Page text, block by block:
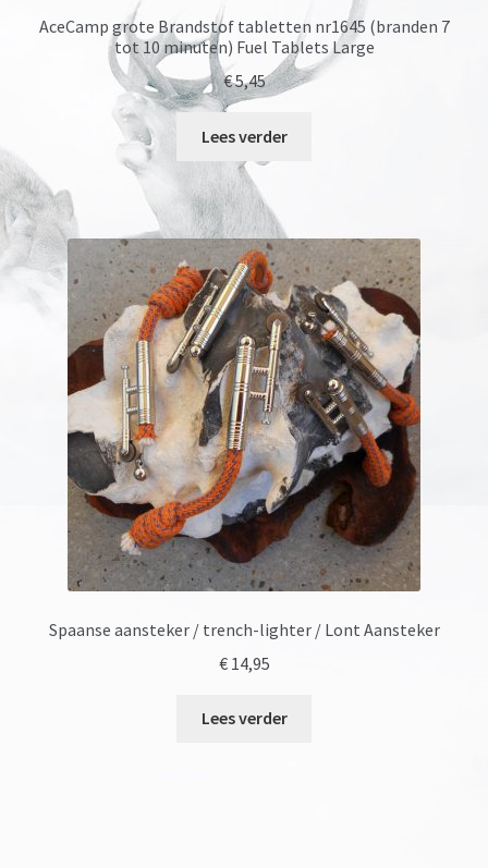
AceCamp grote Brandstof tabletten nr1645 (branden 7
tot 10 minuten) Fuel Tablets Large
€5,45
Lees verder
Spaanse aansteker / trench-lighter / Lont Aansteker
€14,95
Lees verder